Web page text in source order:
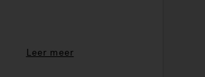
Leer meer